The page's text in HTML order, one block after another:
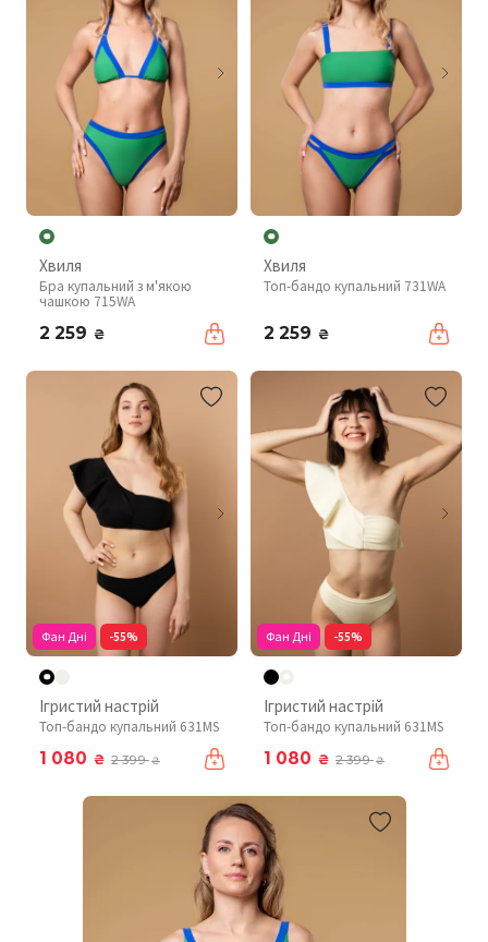
Хвиля
Бра купальний з м'якою
чашкою 715WA
2 259 ₴
Хвиля
Топ-бандо купальний 731WA
2 259 ₴
Фан Дні -55%
Ігристий настрій
Топ-бандо купальний 631MS
1 080 ₴ 2 399₴
Фан Дні -55%
Ігристий настрій
Топ-бандо купальний 631MS
1 080 ₴ 2 399₴